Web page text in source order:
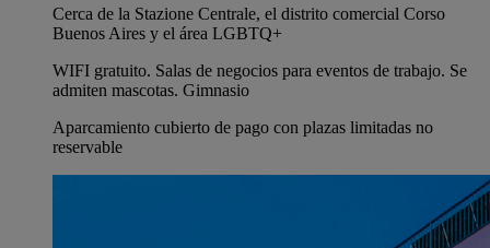
Cerca de la Stazione Centrale, el distrito comercial Corso
Buenos Aires y el área LGBTQ+
WIFI gratuito. Salas de negocios para eventos de trabajo. Se
admiten mascotas. Gimnasio
Aparcamiento cubierto de pago con plazas limitadas no
reservable